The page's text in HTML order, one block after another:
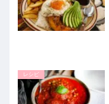
レシピ